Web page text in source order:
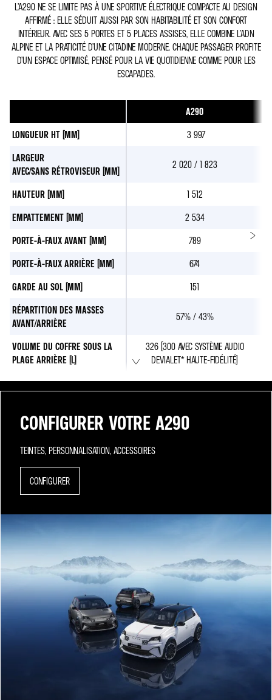
L’A290 NE SE LIMITE PAS À UNE SPORTIVE ÉLECTRIQUE COMPACTE AU DESIGN
AFFIRMÉ : ELLE SÉDUIT AUSSI PAR SON HABITABILITÉ ET SON CONFORT
INTÉRIEUR. AVEC SES 5 PORTES ET 5 PLACES ASSISES, ELLE COMBINE L’ADN
ALPINE ET LA PRATICITÉ D’UNE CITADINE MODERNE. CHAQUE PASSAGER PROFITE
D’UN ESPACE OPTIMISÉ, PENSÉ POUR LA VIE QUOTIDIENNE COMME POUR LES
ESCAPADES.
A290
LONGUEUR HT [MM]
3 997
LARGEUR
AVEC/SANS RÉTROVISEUR [MM]
2 020 / 1 823
HAUTEUR [MM]
1 512
EMPATTEMENT [MM]
2 534
PORTE-À-FAUX AVANT [MM]
789
PORTE-À-FAUX ARRIÈRE [MM]
674
GARDE AU SOL [MM]
151
RÉPARTITION DES MASSES
AVANT/ARRIÈRE
57% / 43%
VOLUME DU COFFRE SOUS LA
PLAGE ARRIÈRE [L]
326 (300 AVEC SYSTÈME AUDIO
DEVIALET* HAUTE-FIDÉLITÉ)
CONFIGURER VOTRE A290
TEINTES, PERSONNALISATION, ACCESSOIRES
CONFIGURER